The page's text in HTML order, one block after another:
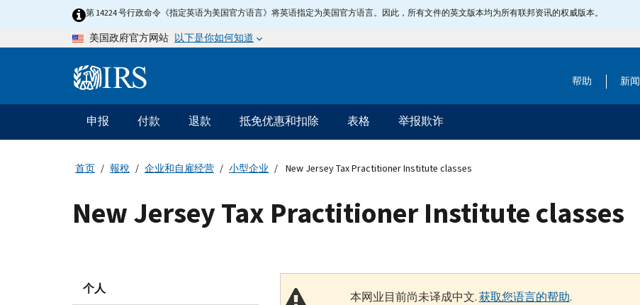
第 14224 号行政命令《指定英语为美国官方语言》将英语指定为美国官方语言。因此，所有文件的英文版本均为所有联邦资讯的权威版本。
美国政府官方网站 以下是你如何知道
Information 帮助 新闻
主
要
导
申报 付款 退款 抵免优惠和扣除 表格 举报欺诈
首页 報稅 企业和自雇经营 小型企业 New Jersey Tax Practitioner Institute classes
New Jersey Tax Practitioner Institute classes
个人
本网业目前尚未译成中文.获取您语言的帮助.